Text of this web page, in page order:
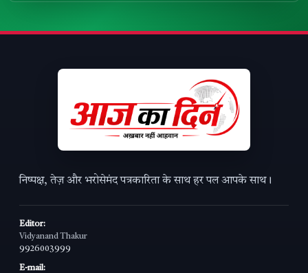
निष्पक्ष, तेज़ और भरोसेमंद पत्रकारिता के साथ हर पल आपके साथ।
Editor:
Vidyanand Thakur
9926003999
E-mail: